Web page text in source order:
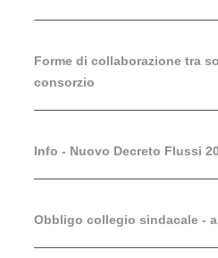
Forme di collaborazione tra
consorzio
Info - Nuovo Decreto Flussi
Obbligo collegio sindacale -